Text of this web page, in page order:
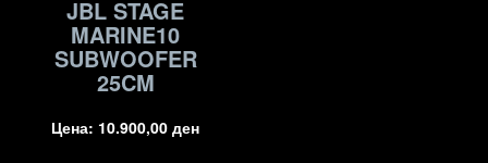
JBL STAGE
MARINE10
SUBWOOFER
25CM
Цена: 10.900,00ден